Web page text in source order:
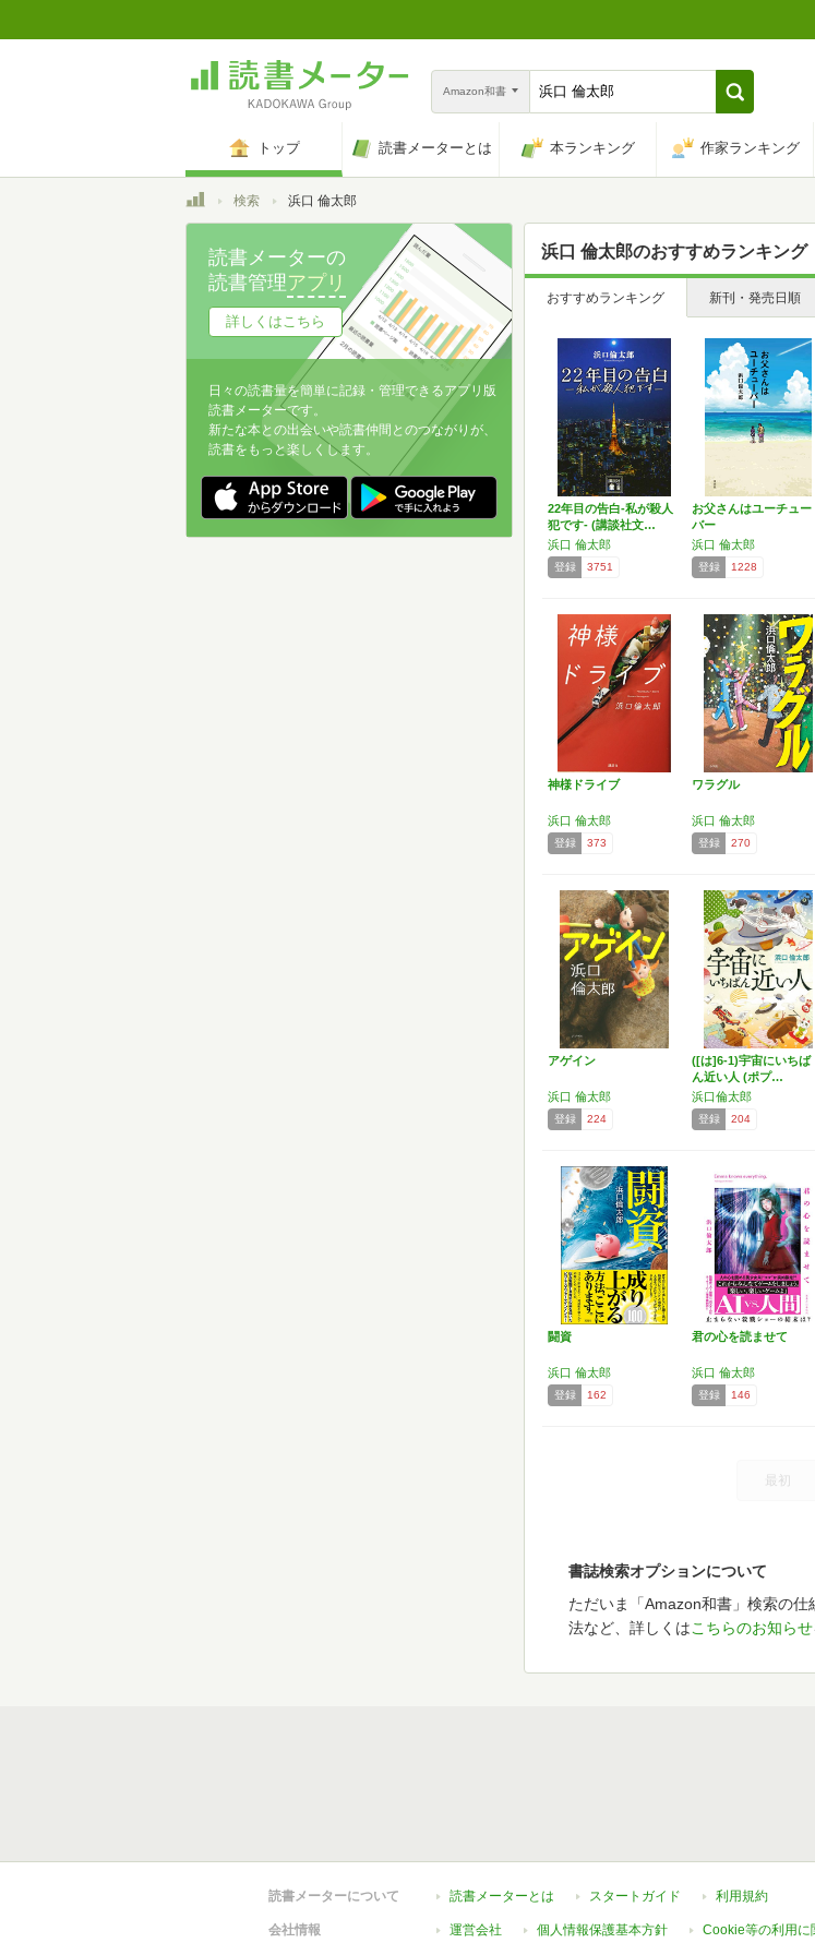
Amazon和書
トップ 読書メーターとは 本ランキング 作家ランキング
トップ検索 浜口 倫太郎
浜口 倫太郎のおすすめランキング
おすすめランキング 新刊・発売日順
22年目の告白-私が殺人
犯です- (講談社文…
浜口 倫太郎
登録 3751
お父さんはユーチュー
バー
浜口 倫太郎
登録 1228
神様ドライブ
浜口 倫太郎
登録 373
ワラグル
浜口 倫太郎
登録 270
アゲイン
浜口 倫太郎
登録 224
([は]6-1)宇宙にいちば
ん近い人 (ポプ…
浜口倫太郎
登録 204
闘資
浜口 倫太郎
登録 162
君の心を読ませて
浜口 倫太郎
登録 146
最初
書誌検索オプションについて
ただいま「Amazon和書」検索の
法など、詳しくはこちらのお知らせ
読書メーターの
読書管理アプリ
詳しくはこちら
日々の読書量を簡単に記録・管理できるアプリ版
読書メーターです。
新たな本との出会いや読書仲間とのつながりが、
読書をもっと楽しくします。
読書メーターについて 読書メーターとは スタートガイド 利用規約
会社情報 運営会社 個人情報保護基本方針 Cookie等の利用に